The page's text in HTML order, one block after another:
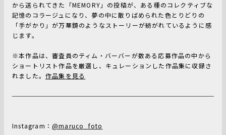
から送られてきた「MEMORY」の投稿が、ある種のコレクティブな
記憶のコラージュになり、夢の中に散りばめられた色とりどりの
「手がかり」が万華鏡のようなストーリーが紡がれているように感
じます。
※本作品は、審査員のティム・バーバーが数ある応募作品の中から
ショートリスト作品を厳選し、キュレーションした作品集に収録さ
れました。 作品集を見る
Instagram： @maruco_foto